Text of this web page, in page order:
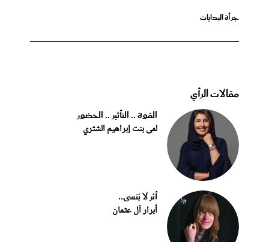
جرأة البدايات
مقالات الرأي
القوة .. التأثير .. الحضور
لمى بنت إبراهيم الشثري
أثر لا يُنسى..
أبرار آل عثمان